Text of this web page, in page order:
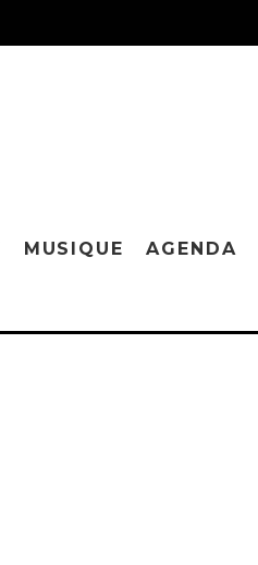
MUSIQUE AGENDA